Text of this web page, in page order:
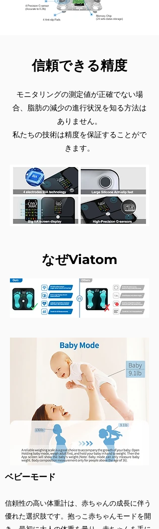
信頼できる精度
モニタリングの測定値が正確でない場
合、脂肪の減少の進行状況を知る方法は
ありません。
私たちの技術は精度を保証することがで
きます。
なぜViatom
ベビーモード
信頼性の高い体重計は、赤ちゃんの成長に伴う
優れた選択肢です。抱っこ赤ちゃんモードを開